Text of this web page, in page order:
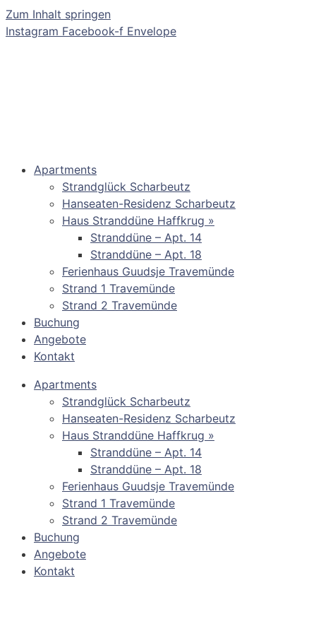
Zum Inhalt springen
Instagram Facebook-f Envelope
Apartments
Strandglück Scharbeutz
Hanseaten-Residenz Scharbeutz
Haus Stranddüne Haffkrug »
Stranddüne – Apt. 14
Stranddüne – Apt. 18
Ferienhaus Guudsje Travemünde
Strand 1 Travemünde
Strand 2 Travemünde
Buchung
Angebote
Kontakt
Apartments
Strandglück Scharbeutz
Hanseaten-Residenz Scharbeutz
Haus Stranddüne Haffkrug »
Stranddüne – Apt. 14
Stranddüne – Apt. 18
Ferienhaus Guudsje Travemünde
Strand 1 Travemünde
Strand 2 Travemünde
Buchung
Angebote
Kontakt